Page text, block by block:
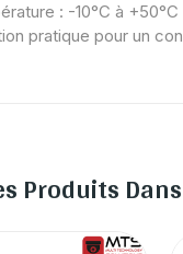
: -10°C à +50°C
pratique pour un
Produits